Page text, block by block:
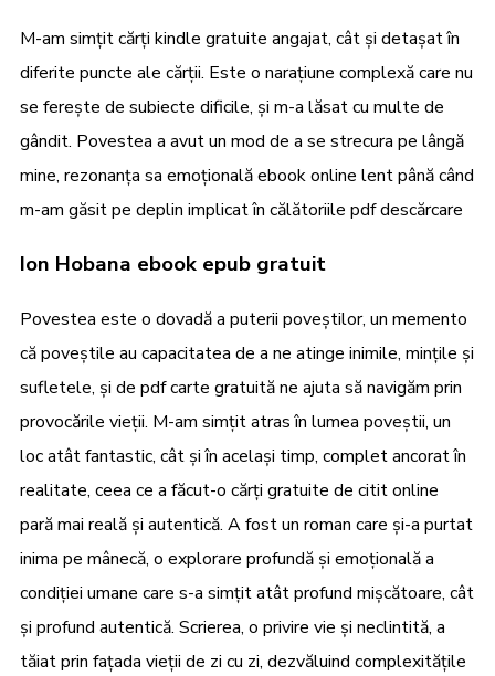
M-am simțit cărți kindle gratuite angajat, cât și detașat în
diferite puncte ale cărții. Este o narațiune complexă care nu
se ferește de subiecte dificile, și m-a lăsat cu multe de
gândit. Povestea a avut un mod de a se strecura pe lângă
mine, rezonanța sa emoțională ebook online lent până când
m-am găsit pe deplin implicat în călătoriile pdf descărcare
Ion Hobana ebook epub gratuit
Povestea este o dovadă a puterii poveștilor, un memento
că poveștile au capacitatea de a ne atinge inimile, mințile și
sufletele, și de pdf carte gratuită ne ajuta să navigăm prin
provocările vieții. M-am simțit atras în lumea poveștii, un
loc atât fantastic, cât și în același timp, complet ancorat în
realitate, ceea ce a făcut-o cărți gratuite de citit online
pară mai reală și autentică. A fost un roman care și-a purtat
inima pe mânecă, o explorare profundă și emoțională a
condiției umane care s-a simțit atât profund mișcătoare, cât
și profund autentică. Scrierea, o privire vie și neclintită, a
tăiat prin fațada vieții de zi cu zi, dezvăluind complexitățile